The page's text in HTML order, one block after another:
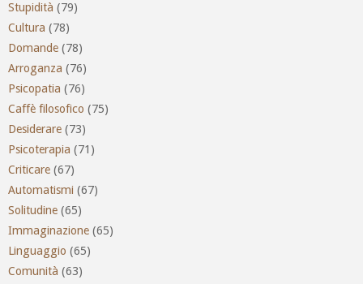
Stupidità (79)
Cultura (78)
Domande (78)
Arroganza (76)
Psicopatia (76)
Caffè filosofico (75)
Desiderare (73)
Psicoterapia (71)
Criticare (67)
Automatismi (67)
Solitudine (65)
Immaginazione (65)
Linguaggio (65)
Comunità (63)